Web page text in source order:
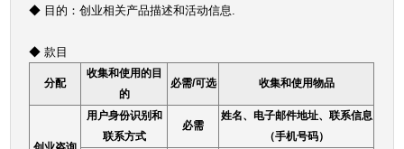
◆ 目的：创业相关产品描述和活动信息.
◆ 款目
分配
收集和使用的目
的
必需/可选 收集和使用物品
用户身份识别和
联系方式
必需
姓名、电子邮件地址、联系信息
（手机号码）